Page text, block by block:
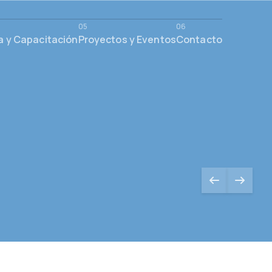
y CapacitaciónProyectos y EventosContacto